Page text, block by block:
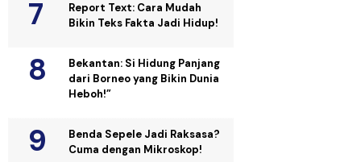
Report Text: Cara Mudah
Bikin Teks Fakta Jadi Hidup!
Bekantan: Si Hidung Panjang
dari Borneo yang Bikin Dunia
Heboh!”
Benda Sepele Jadi Raksasa?
Cuma dengan Mikroskop!